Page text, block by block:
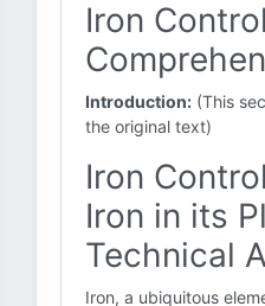
Iron
Introduction: (This
the original text)
Iron
Iron in its
Technical
Iron, a ubiquitous